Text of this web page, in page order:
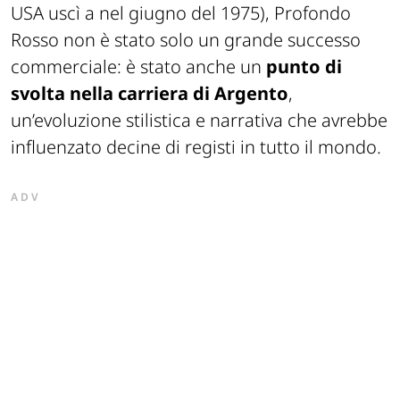
USA uscì a nel giugno del 1975), Profondo
Rosso non è stato solo un grande successo
commerciale: è stato anche un punto di
svolta nella carriera di Argento,
un’evoluzione stilistica e narrativa che avrebbe
influenzato decine di registi in tutto il mondo.
ADV